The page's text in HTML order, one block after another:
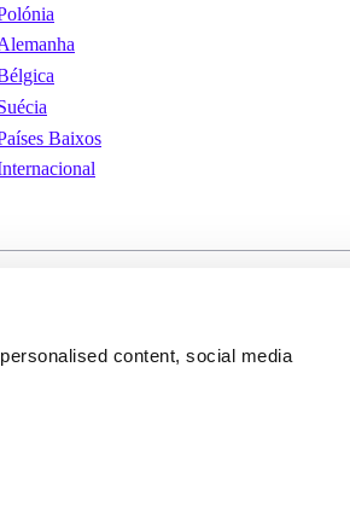
content, social media
Baixos